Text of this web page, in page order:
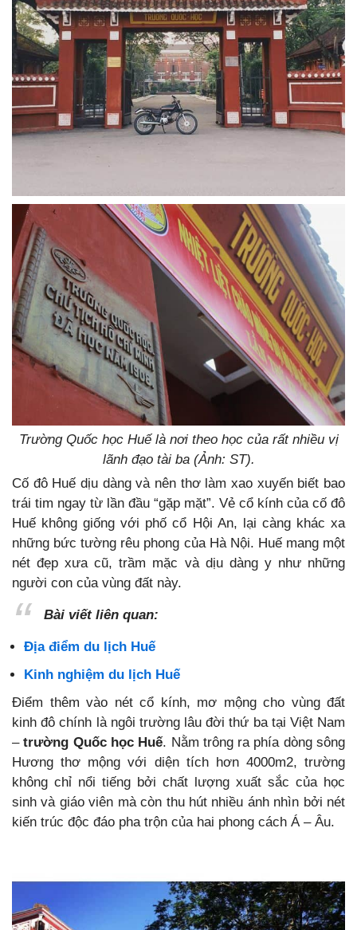
Trường Quốc học Huế là nơi theo học của rất nhiều vị
lãnh đạo tài ba (Ảnh: ST).
Cố đô Huế dịu dàng và nên thơ làm xao xuyến biết bao
trái tim ngay từ lần đầu “gặp mặt”. Vẻ cổ kính của cố đô
Huế không giống với phố cổ Hội An, lại càng khác xa
những bức tường rêu phong của Hà Nội. Huế mang một
nét đẹp xưa cũ, trầm mặc và dịu dàng y như những
người con của vùng đất này.
Bài viết liên quan:
Địa điểm du lịch Huế
Kinh nghiệm du lịch Huế
Điểm thêm vào nét cổ kính, mơ mộng cho vùng đất
kinh đô chính là ngôi trường lâu đời thứ ba tại Việt Nam
–trường Quốc học Huế. Nằm trông ra phía dòng sông
Hương thơ mộng với diện tích hơn 4000m2, trường
không chỉ nổi tiếng bởi chất lượng xuất sắc của học
sinh và giáo viên mà còn thu hút nhiều ánh nhìn bởi nét
kiến trúc độc đáo pha trộn của hai phong cách Á – Âu.